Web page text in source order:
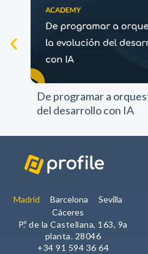
De programar a
del desarrollo con IA
Madrid Barcelona
Sevilla
Cáceres
P.º de la Castellana, 163, 9a
planta. 28046
+34 91 594 36 64